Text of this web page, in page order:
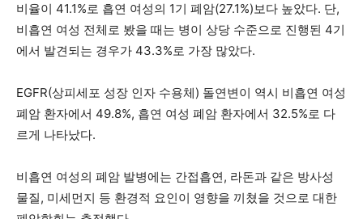
비율이 41.1%로 흡연 여성의 1기 폐암(27.1%)보다 높았다. 단,
비흡연 여성 전체로 봤을 때는 병이 상당 수준으로 진행된 4기
에서 발견되는 경우가 43.3%로 가장 많았다.
EGFR(상피세포 성장 인자 수용체) 돌연변이 역시 비흡연 여성
폐암 환자에서 49.8%, 흡연 여성 폐암 환자에서 32.5%로 다
르게 나타났다.
비흡연 여성의 폐암 발병에는 간접흡연, 라돈과 같은 방사성
물질, 미세먼지 등 환경적 요인이 영향을 끼쳤을 것으로 대한